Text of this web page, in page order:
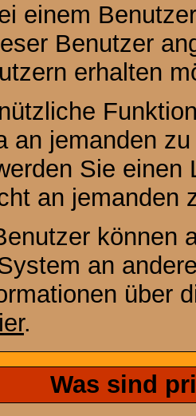
einem
Benutzer
erhalten
an jemanden
Sie
an jemanden
können
an
über
.
Was sind